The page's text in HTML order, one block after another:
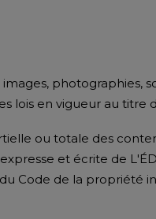
lois en vigueur au
ou totale des
et écrite de
Code de la